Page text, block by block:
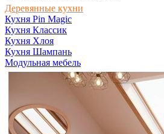
Деревянные кухни
Кухня Pin Magic
Кухня Классик
Кухня Хлоя
Кухня Шампань
Модульная мебель